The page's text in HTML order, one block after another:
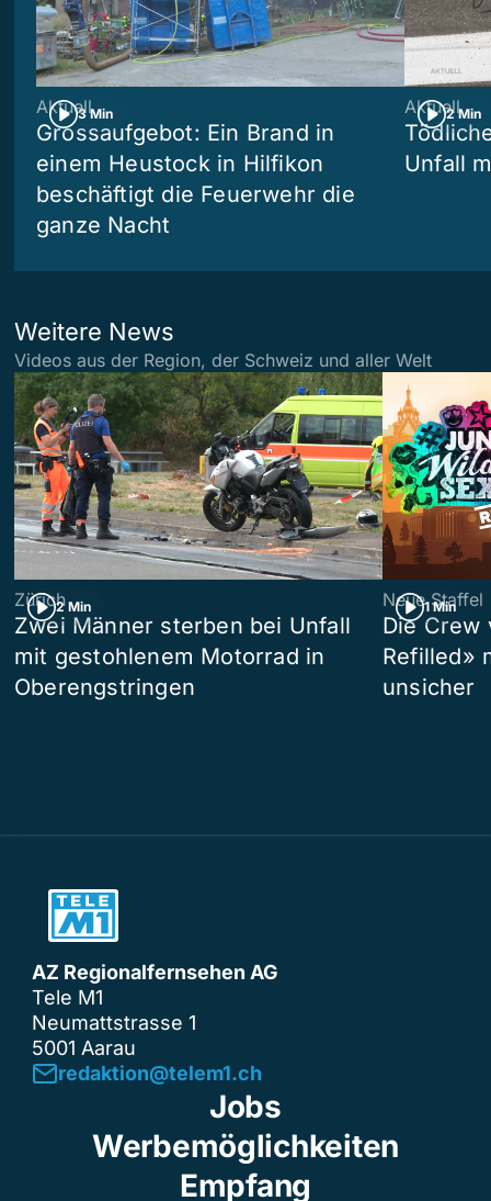
3 Min
Aktuell
Grossaufgebot: Ein Brand in
einem Heustock in Hilfikon
beschäftigt die Feuerwehr die
ganze Nacht
2 Min
Aktuell
Unfall
Weitere News
Videos aus der Region, der Schweiz und aller Welt
2 Min
Zürich
Zwei Männer sterben bei Unfall
mit gestohlenem Motorrad in
Oberengstringen
1 Min
Neue Staffel
Die Crew
Refilled»
unsicher
AZ Regionalfernsehen AG
Tele M1
Neumattstrasse 1
5001 Aarau
redaktion@telem1.ch
Jobs
Werbemöglichkeiten
Empfang